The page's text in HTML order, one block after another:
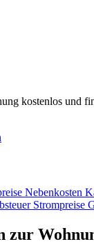
kostenlos und
Nebenkosten
Strompreise
zur